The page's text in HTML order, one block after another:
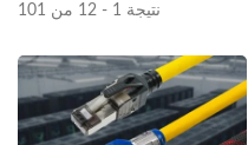
نتيجة 1 - 12 من 101